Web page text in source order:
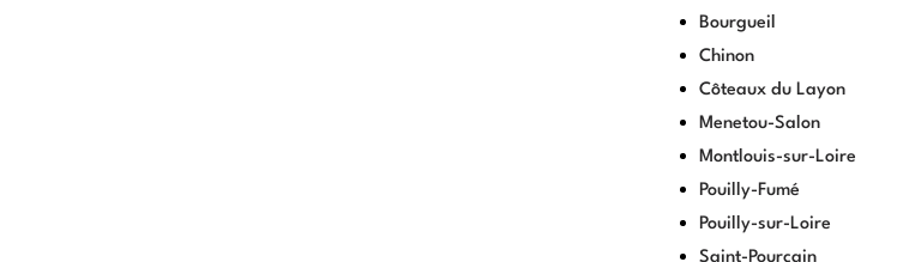
Bourgueil
Chinon
Côteaux du Layon
Menetou-Salon
Montlouis-sur-Loire
Pouilly-Fumé
Pouilly-sur-Loire
Saint-Pourçain